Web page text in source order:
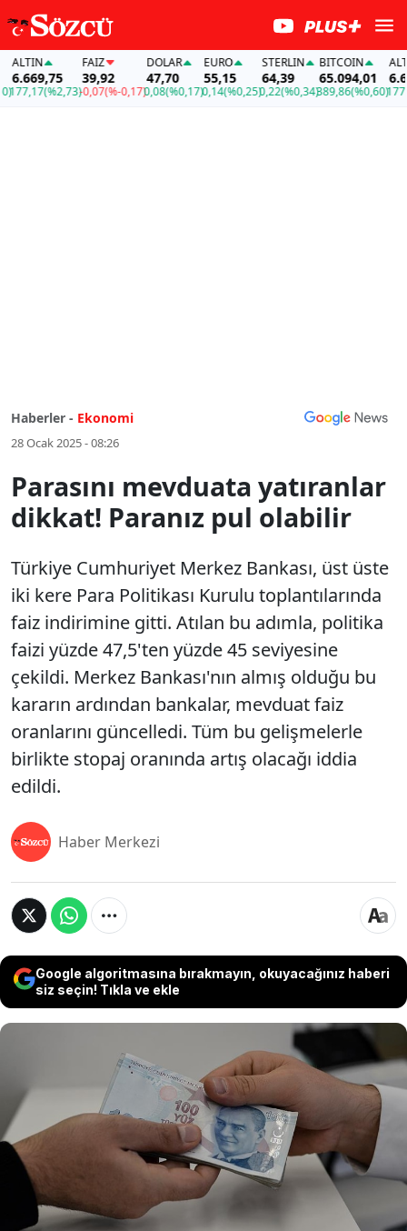
(%2,73)
FAİZ
39,92
-0,07(%-0,17)
DOLAR
47,70
0,08(%0,17)
EURO
55,15
0,14(%0,25)
STERLIN
64,39
0,22(%0,34)
BITCOIN
65.094,01
389,86(%0,60)
ALTIN
177,17
Haberler - Ekonomi
28 Ocak 2025 - 08:26
Parasını mevduata yatıranlar
dikkat! Paranız pul olabilir
Türkiye Cumhuriyet Merkez Bankası, üst üste
iki kere Para Politikası Kurulu toplantılarında
faiz indirimine gitti. Atılan bu adımla, politika
faizi yüzde 47,5'ten yüzde 45 seviyesine
çekildi. Merkez Bankası'nın almış olduğu bu
kararın ardından bankalar, mevduat faiz
oranlarını güncelledi. Tüm bu gelişmelerle
birlikte stopaj oranında artış olacağı iddia
edildi.
Haber Merkezi
Google algoritmasına bırakmayın, okuyacağınız haberi
siz seçin! Tıkla ve ekle
Türkiye Cumhuriyet Merkez Bankası, üst üste iki
kere Para Politikası Kurulu toplantılarında faiz
indirimine gitti. Atılan bu adımla, politika faizi
yüzde 47,5'ten yüzde 45 seviyesine çekildi. Merkez
Bankası'nın almış olduğu bu kararın ardından
bankalar, mevduat faiz oranlarını güncelledi. Tüm
bu gelişmelerle birlikte stopaj oranında artış
olacağı iddia edildi.